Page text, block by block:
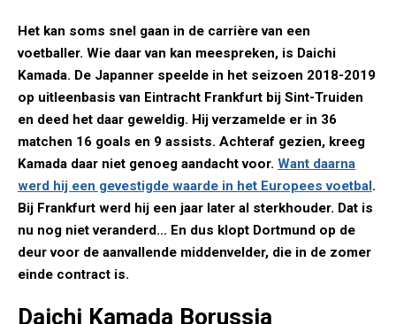
Het kan soms snel gaan in de carrière van een
voetballer. Wie daar van kan meespreken, is Daichi
Kamada. De Japanner speelde in het seizoen 2018-2019
op uitleenbasis van Eintracht Frankfurt bij Sint-Truiden
en deed het daar geweldig. Hij verzamelde er in 36
matchen 16 goals en 9 assists. Achteraf gezien, kreeg
Kamada daar niet genoeg aandacht voor. Want daarna
werd hij een gevestigde waarde in het Europees voetbal.
Bij Frankfurt werd hij een jaar later al sterkhouder. Dat is
nu nog niet veranderd... En dus klopt Dortmund op de
deur voor de aanvallende middenvelder, die in de zomer
einde contract is.
Daichi Kamada Borussia